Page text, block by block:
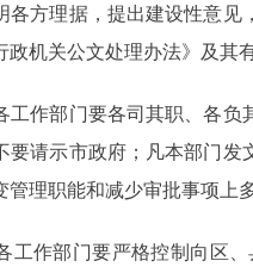
各方理据，提出建设性意
政机关公文处理办法》及其
部门要各司其职、各负
要请示市政府；凡本部门
管理职能和减少审批事项上
作部门要严格控制向区、